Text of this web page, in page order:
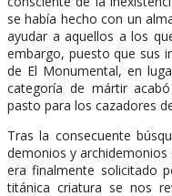
se había hecho con un
ayudar a aquellos a los
embargo, puesto que sus
de El Monumental, en
categoría de mártir
pasto para los cazadores
Tras la consecuente
demonios y
era finalmente solicitado
titánica criatura se nos